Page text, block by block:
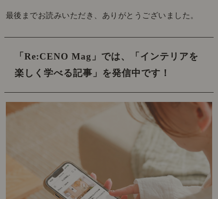
最後までお読みいただき、ありがとうございました。
「Re:CENO Mag」では、
「インテリアを
楽しく学べる記事」を発信中です！